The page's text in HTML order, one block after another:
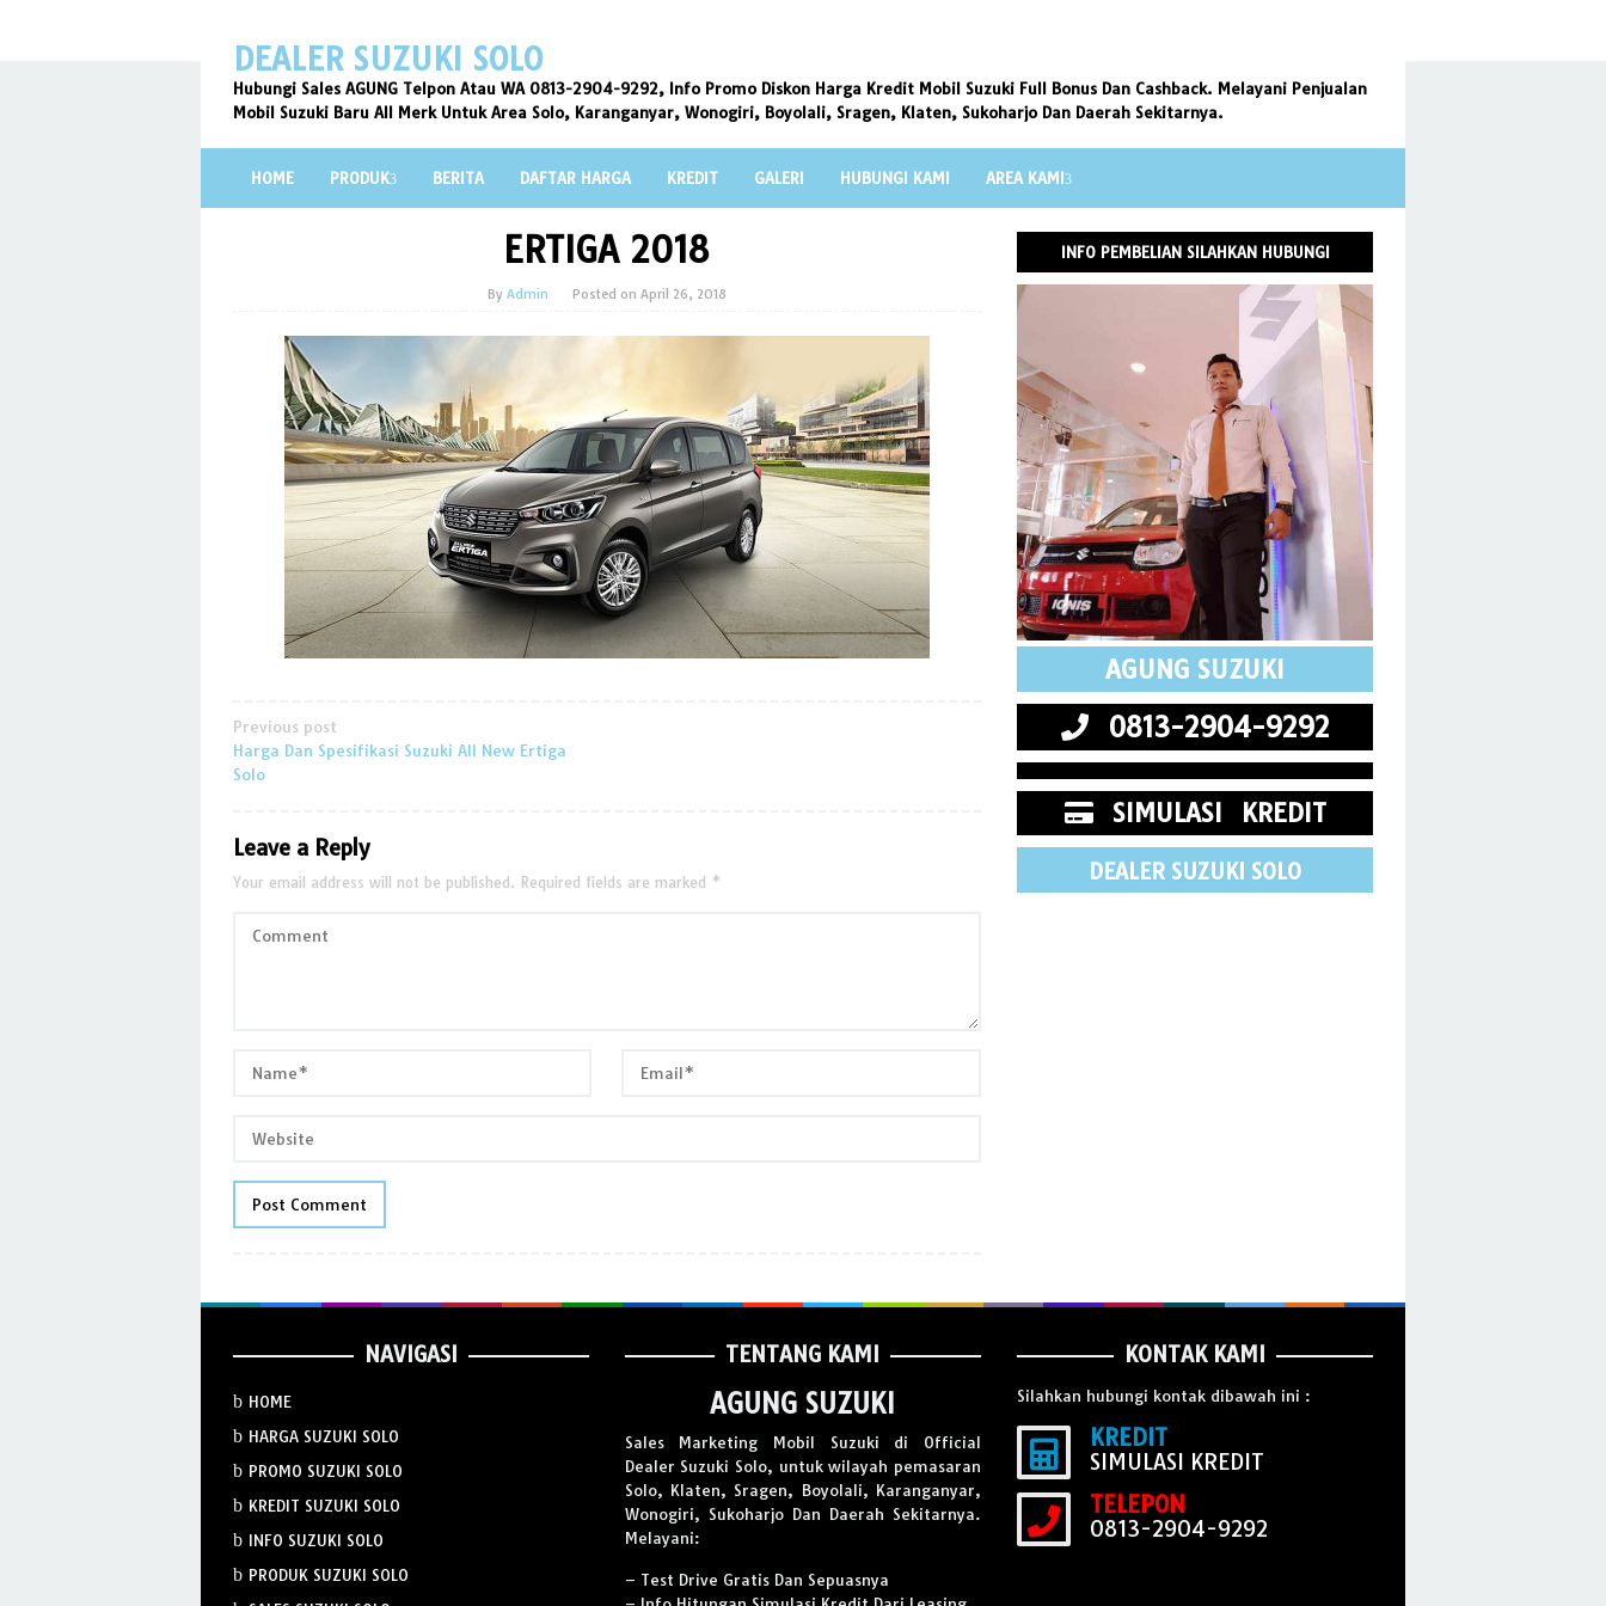
contentDEALER SUZUKI SOLO
Hubungi Sales AGUNG Telpon Atau WA 0813-2904-9292, Info Promo Diskon Harga Kredit Mobil Suzuki Full Bonus Dan Cashback. Melayani Penjualan
Mobil Suzuki Baru All Merk Untuk Area Solo, Karanganyar, Wonogiri, Boyolali, Sragen, Klaten, Sukoharjo Dan Daerah Sekitarnya.
HOME PRODUK BERITA DAFTAR HARGA KREDIT GALERI HUBUNGI KAMI AREA KAMI
ERTIGA 2018
By Admin Posted on April 26, 2018
Post
navigation
Previous post
Harga Dan Spesifikasi Suzuki All New Ertiga
Solo
Leave a Reply
Your email address will not be published. Required fields are marked *
INFO PEMBELIAN SILAHKAN HUBUNGI
AGUNG SUZUKI
0813-2904-9292
SIMULASI KREDIT
DEALER SUZUKI SOLO
NAVIGASI
HOME
HARGA SUZUKI SOLO
PROMO SUZUKI SOLO
KREDIT SUZUKI SOLO
INFO SUZUKI SOLO
PRODUK SUZUKI SOLO
TENTANG KAMI
AGUNG SUZUKI
Sales Marketing Mobil Suzuki di Official
Dealer Suzuki Solo, untuk wilayah pemasaran
Solo, Klaten, Sragen, Boyolali, Karanganyar,
Wonogiri, Sukoharjo Dan Daerah Sekitarnya.
Melayani:
– Test Drive Gratis Dan Sepuasnya
KONTAK KAMI
Silahkan hubungi kontak dibawah ini :
KREDIT
SIMULASI KREDIT
TELEPON
0813-2904-9292